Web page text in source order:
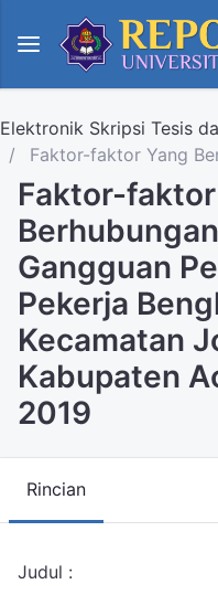
Elektronik Skripsi Tesis
Faktor-faktor Yang
Faktor-faktor
Gangguan
Pekerja
Kecamatan
Kabupaten
2019
Rincian
Judul :